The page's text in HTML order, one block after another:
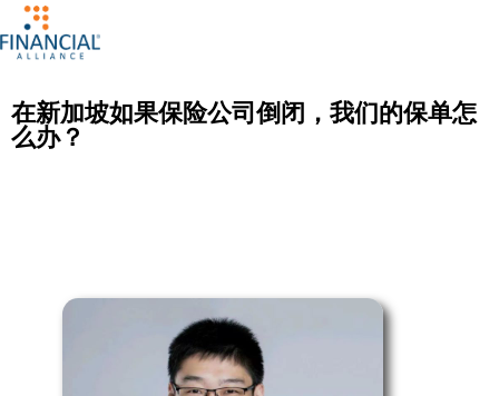
在新加坡如果保险公司倒闭，我们的保单怎
么办？